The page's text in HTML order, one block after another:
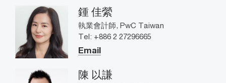
鍾 佳縈
執業會計師, PwC Taiwan
Tel: +886 2 27296665
Email
陳 以謙